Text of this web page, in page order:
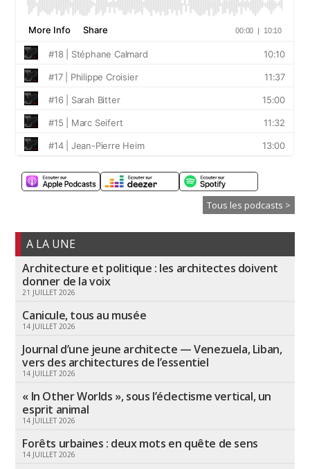
Tous les podcasts >
A LA UNE
Architecture et politique : les architectes doivent
donner de la voix
21 JUILLET 2026
Canicule, tous au musée
14 JUILLET 2026
Journal d’une jeune architecte — Venezuela, Liban,
vers des architectures de l’essentiel
14 JUILLET 2026
« In Other Worlds », sous l’éclectisme vertical, un
esprit animal
14 JUILLET 2026
Forêts urbaines : deux mots en quête de sens
14 JUILLET 2026